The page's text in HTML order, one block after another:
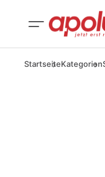
StartseiteKategorien